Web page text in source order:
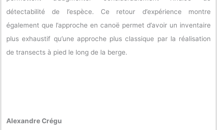
détectabilité de l’espèce. Ce retour d’expérience montre
également que l’approche en canoë permet d’avoir un inventaire
plus exhaustif qu’une approche plus classique par la réalisation
de transects à pied le long de la berge.
Alexandre Crégu